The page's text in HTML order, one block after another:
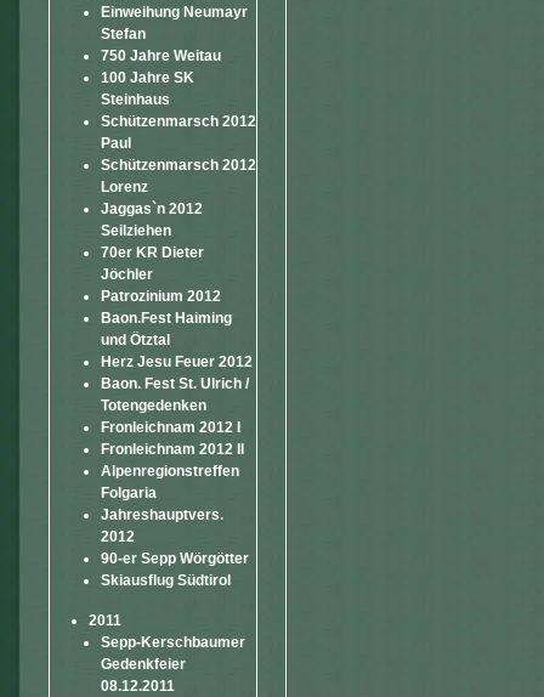
Einweihung Neumayr
Stefan
750 Jahre Weitau
100 Jahre SK
Steinhaus
Schützenmarsch 2012
Paul
Schützenmarsch 2012
Lorenz
Jaggas`n 2012
Seilziehen
70er KR Dieter
Jöchler
Patrozinium 2012
Baon.Fest Haiming
und Ötztal
Herz Jesu Feuer 2012
Baon. Fest St. Ulrich /
Totengedenken
Fronleichnam 2012 I
Fronleichnam 2012 II
Alpenregionstreffen
Folgaria
Jahreshauptvers.
2012
90-er Sepp Wörgötter
Skiausflug Südtirol
2011
Sepp-Kerschbaumer
Gedenkfeier
08.12.2011